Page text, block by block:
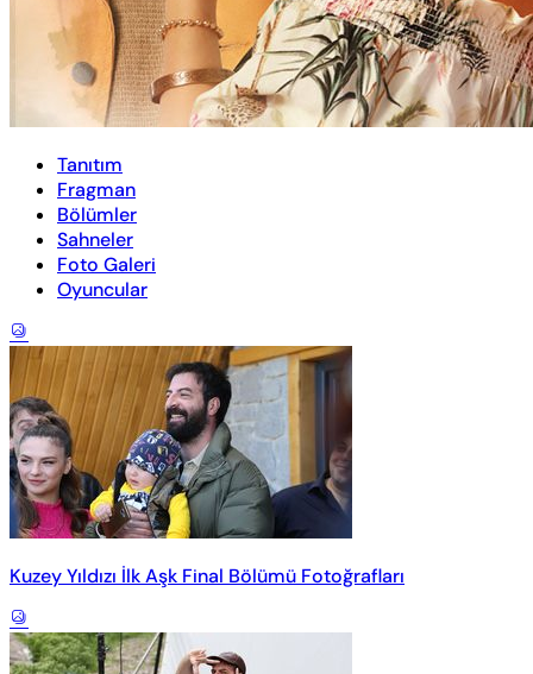
Tanıtım
Fragman
Bölümler
Sahneler
Foto Galeri
Oyuncular
Kuzey Yıldızı İlk Aşk Final Bölümü Fotoğrafları